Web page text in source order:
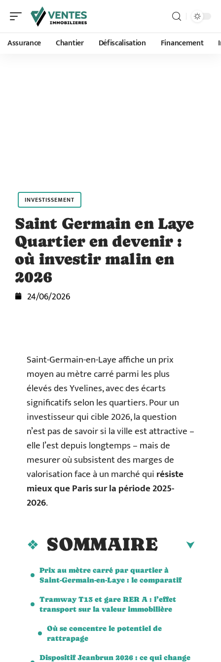
Assurance Chantier Défiscalisation Financement
INVESTISSEMENT
Saint Germain en Laye
Quartier en devenir :
où investir malin en
2026
24/06/2026
Saint-Germain-en-Laye affiche un prix
moyen au mètre carré parmi les plus
élevés des Yvelines, avec des écarts
significatifs selon les quartiers. Pour un
investisseur qui cible 2026, la question
n’est pas de savoir si la ville est attractive –
elle l’est depuis longtemps – mais de
mesurer où subsistent des marges de
valorisation face à un marché quirésiste
mieux que Paris sur la période 2025-
2026.
SOMMAIRE
Prix au mètre carré par quartier à
Saint-Germain-en-Laye : le comparatif
Tramway T13 et gare RER A : l’effet
transport sur la valeur immobilière
Où se concentre le potentiel de
rattrapage
Dispositif Jeanbrun 2026 : ce qui change